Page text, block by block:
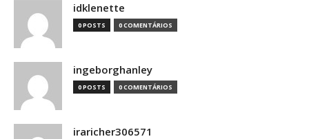
idklenette
0 POSTS 0 COMENTÁRIOS
ingeborghanley
0 POSTS 0 COMENTÁRIOS
iraricher306571